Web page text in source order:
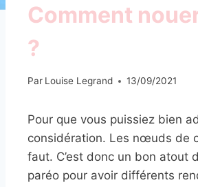
Comment
?
Par Louise Legrand 13/09/2021
Pour que vous puissiez bien
considération. Les nœuds de
faut. C’est donc un bon atout
paréo pour avoir différents